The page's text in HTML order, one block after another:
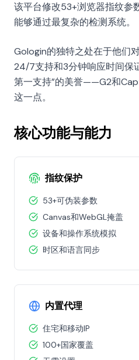
该平台修改53+浏览器指纹参
能够通过最复杂的检测系统。
Gologin的独特之处在于他们
24/7支持和3分钟响应时间保
第一支持”的美誉——G2和
这一点。
核心功能与能力
指纹保护
53+可伪装参数
Canvas和WebGL掩盖
设备和操作系统模拟
时区和语言同步
内置代理
住宅和移动IP
100+国家覆盖